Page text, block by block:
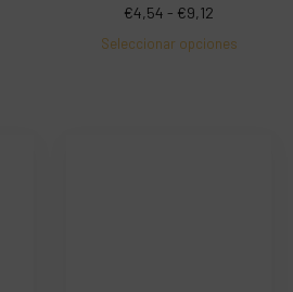
€4,54 - €9,12
Seleccionar opciones